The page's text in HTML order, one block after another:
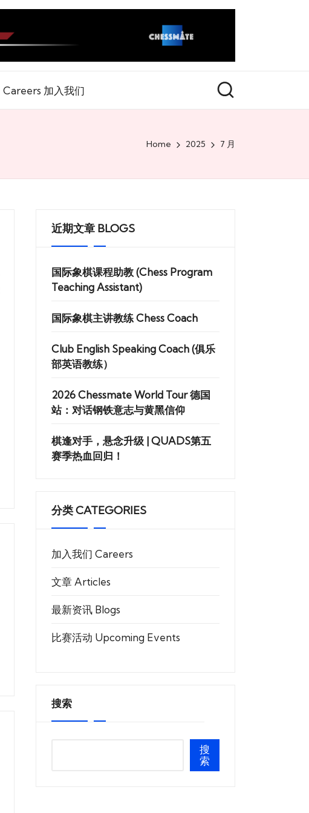
Careers 加入我们
Home 2025 7 月
近期文章 BLOGS
国际象棋课程助教 (Chess Program
Teaching Assistant)
国际象棋主讲教练 Chess Coach
Club English Speaking Coach (俱乐
部英语教练）
2026 Chessmate World Tour 德国
站：对话钢铁意志与黄黑信仰
棋逢对手，悬念升级 | QUADS第五
赛季热血回归！
分类 CATEGORIES
加入我们 Careers
文章 Articles
最新资讯 Blogs
比赛活动 Upcoming Events
搜索
搜
索